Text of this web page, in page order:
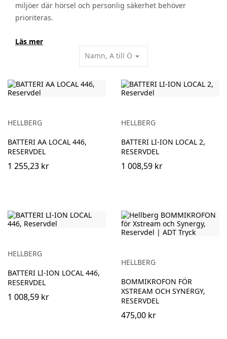
miljöer där hörsel och personlig säkerhet behöver
prioriteras.
Läs mer
Namn, A till Ö arrow_drop_down
HELLBERG
BATTERI AA LOCAL 446,
RESERVDEL
1 255,23 kr
HELLBERG
BATTERI LI-ION LOCAL 2,
RESERVDEL
1 008,59 kr
HELLBERG
BATTERI LI-ION LOCAL 446,
RESERVDEL
1 008,59 kr
HELLBERG
BOMMIKROFON FÖR
XSTREAM OCH SYNERGY,
RESERVDEL
475,00 kr